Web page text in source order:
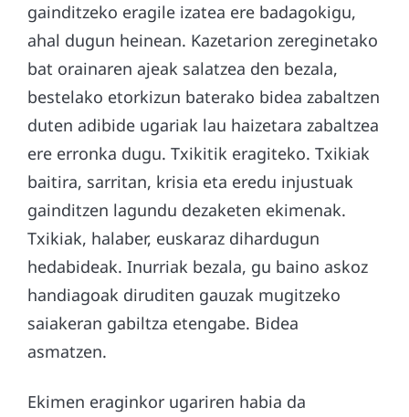
gainditzeko eragile izatea ere badagokigu,
ahal dugun heinean. Kazetarion zereginetako
bat orainaren ajeak salatzea den bezala,
bestelako etorkizun baterako bidea zabaltzen
duten adibide ugariak lau haizetara zabaltzea
ere erronka dugu. Txikitik eragiteko. Txikiak
baitira, sarritan, krisia eta eredu injustuak
gainditzen lagundu dezaketen ekimenak.
Txikiak, halaber, euskaraz dihardugun
hedabideak. Inurriak bezala, gu baino askoz
handiagoak diruditen gauzak mugitzeko
saiakeran gabiltza etengabe. Bidea
asmatzen.
Ekimen eraginkor ugariren habia da